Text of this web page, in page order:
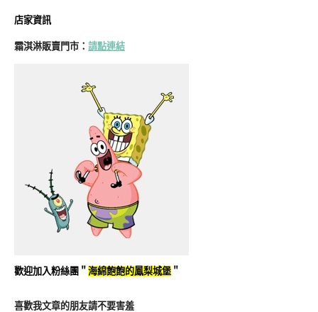
店家資訊
霜淇淋販賣門市： 請點連結
歡迎加入粉絲團＂ 海綿飽飽的鳳梨城堡 ＂
喜歡我文章的朋友請不要害羞